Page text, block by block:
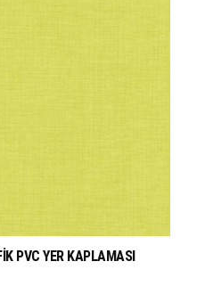
DESTEK
PVC YER KAPLAMASI